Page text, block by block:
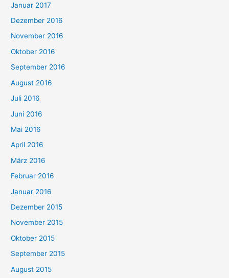
Januar 2017
Dezember 2016
November 2016
Oktober 2016
September 2016
August 2016
Juli 2016
Juni 2016
Mai 2016
April 2016
März 2016
Februar 2016
Januar 2016
Dezember 2015
November 2015
Oktober 2015
September 2015
August 2015